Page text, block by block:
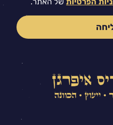
הפרטיותשל האתר.